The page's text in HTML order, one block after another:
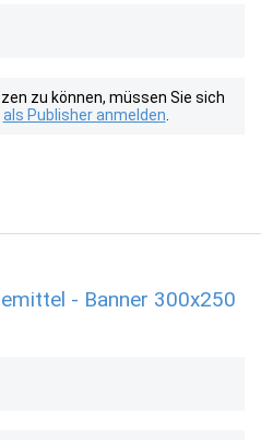
zu können, müssen Sie sich
als Publisher anmelden
- Banner 300x250